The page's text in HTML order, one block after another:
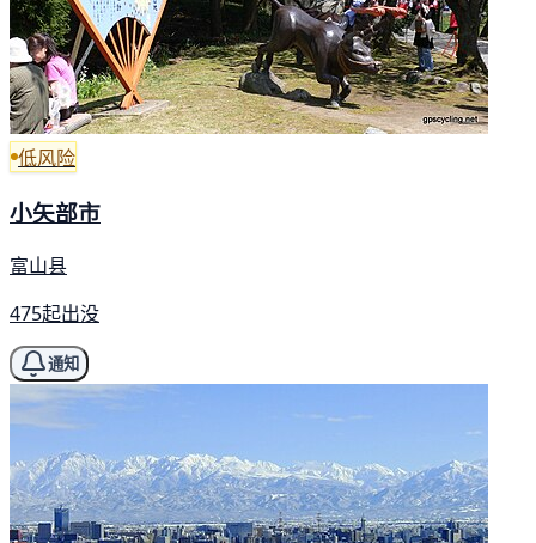
低风险
小矢部市
富山县
475起出没
通知